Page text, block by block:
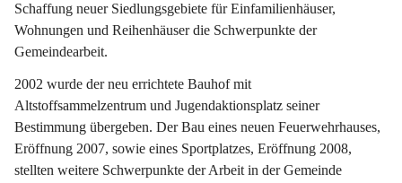
Schaffung neuer Siedlungsgebiete für Einfamilienhäuser,
Wohnungen und Reihenhäuser die Schwerpunkte der
Gemeindearbeit.
2002 wurde der neu errichtete Bauhof mit
Altstoffsammelzentrum und Jugendaktionsplatz seiner
Bestimmung übergeben. Der Bau eines neuen Feuerwehrhauses,
Eröffnung 2007, sowie eines Sportplatzes, Eröffnung 2008,
stellten weitere Schwerpunkte der Arbeit in der Gemeinde